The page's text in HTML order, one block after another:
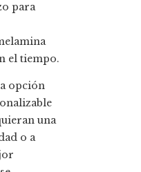
para
el tiempo.
opción
una
o a